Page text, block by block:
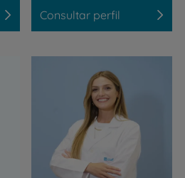
Consultar perfil